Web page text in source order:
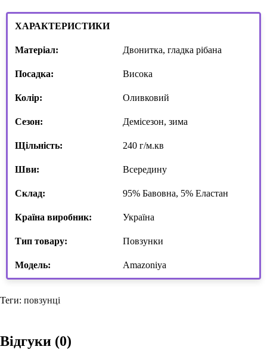
ХАРАКТЕРИСТИКИ
Матеріал: Двонитка, гладка рібана
Посадка: Висока
Колір: Оливковий
Сезон: Демісезон, зима
Щільність: 240 г/м.кв
Шви: Всередину
Склад: 95% Бавовна, 5% Еластан
Країна виробник: Україна
Тип товару: Повзунки
Модель: Amazoniya
Теги: повзунці
Відгуки (0)